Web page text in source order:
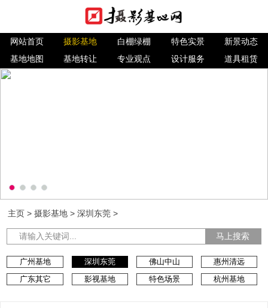
网站首页 摄影基地 白棚绿棚 特色实景
新景动态
基地地图
基地转让 专业观点 设计服务 道具租赁
主页 >摄影基地 >深圳东莞 >
马上搜索
广州基地 深圳东莞 佛山中山
惠州清远
广东其它
影视基地 特色场景 杭州基地